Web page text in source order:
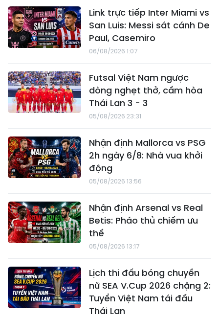
Link trực tiếp Inter Miami vs
San Luis: Messi sát cánh De
Paul, Casemiro
06/08/2026 1:07
Futsal Việt Nam ngược
dòng nghẹt thở, cầm hòa
Thái Lan 3 - 3
05/08/2026 23:31
Nhận định Mallorca vs PSG
2h ngày 6/8: Nhà vua khởi
động
05/08/2026 13:56
Nhận định Arsenal vs Real
Betis: Pháo thủ chiếm ưu
thế
05/08/2026 13:17
Lịch thi đấu bóng chuyền
nữ SEA V.Cup 2026 chặng 2:
Tuyển Việt Nam tái đấu
Thái Lan